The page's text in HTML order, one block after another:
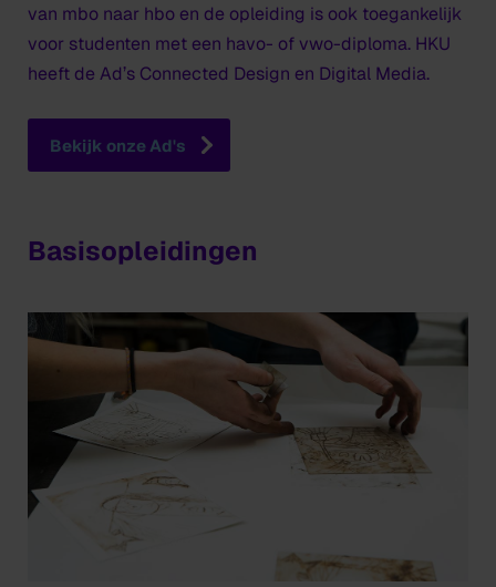
van mbo naar hbo en de opleiding is ook toegankelijk
voor studenten met een havo- of vwo-diploma. HKU
heeft de Ad’s Connected Design en Digital Media.
Bekijk onze Ad's
Basisopleidingen